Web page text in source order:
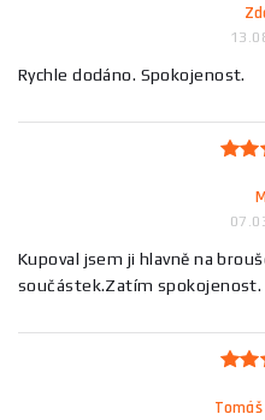
Rychle dodáno. Spokojenost.
Kupoval jsem ji hlavně na
součástek.Zatím spokojenost.